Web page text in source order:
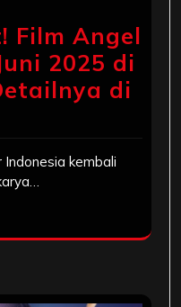
Film Angel
2025 di
di
kembali